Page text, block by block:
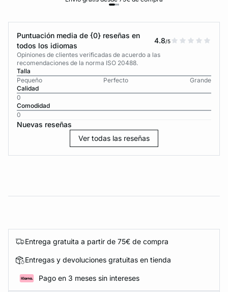
Puntuación media de {0} reseñas en
todos los idiomas
4.8/5
Opiniones de clientes verificadas de acuerdo a las
recomendaciones de la norma ISO 20488.
Talla
Pequeño
Perfecto
Grande
Calidad
0
Comodidad
0
Nuevas reseñas
Ver todas las reseñas
Entrega gratuita a partir de 75€ de compra
Entregas y devoluciones gratuitas en tienda
Pago en 3 meses sin intereses